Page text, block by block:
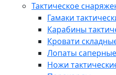
Тактическое
Гамаки
Карабины
Кровати
Лопаты саперные
Ножи